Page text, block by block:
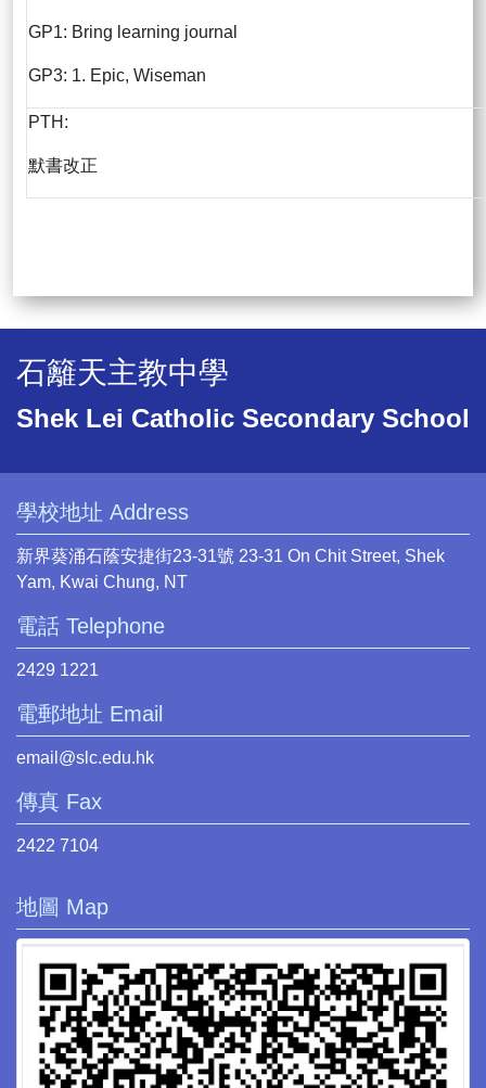
GP1: Bring learning journal
GP3: 1. Epic, Wiseman
PTH:
默書改正
石籬天主教中學
Shek Lei Catholic Secondary School
學校地址 Address
新界葵涌石蔭安捷街23-31號 23-31 On Chit Street, Shek
Yam, Kwai Chung, NT
電話 Telephone
2429 1221
電郵地址 Email
email@slc.edu.hk
傳真 Fax
2422 7104
地圖 Map